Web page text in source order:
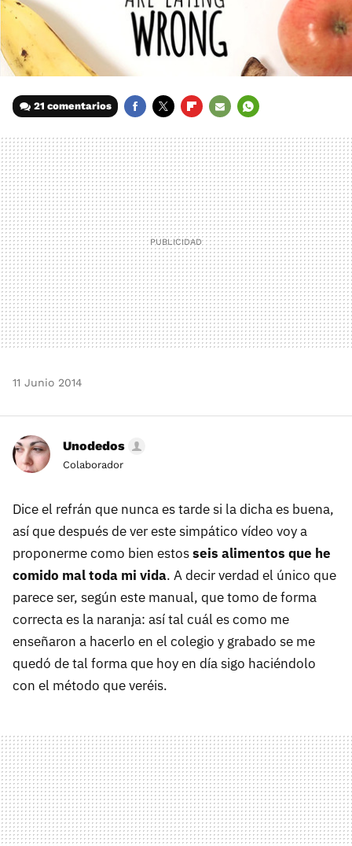
21 comentarios
MAIL
11 Junio 2014
Unodedos
Colaborador
Dice el refrán que nunca es tarde si la dicha es buena,
así que después de ver este simpático vídeo voy a
proponerme como bien estosseis alimentos que he
comido mal toda mi vida. A decir verdad el único que
parece ser, según este manual, que tomo de forma
correcta es la naranja: así tal cuál es como me
enseñaron a hacerlo en el colegio y grabado se me
quedó de tal forma que hoy en día sigo haciéndolo
con el método que veréis.